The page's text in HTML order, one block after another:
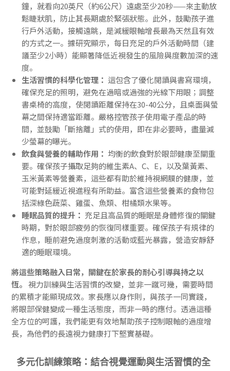
鐘，就看向20英尺（約6公尺）遠處至少20秒——來主動放
鬆睫狀肌，防止其長期處於緊張狀態。此外，鼓勵孩子進
行戶外活動，接觸遠眺，是減緩眼軸增長最為天然且有效
的方式之一。據研究顯示，每日充足的戶外活動時間（建
議至少2小時）能顯著降低近視發生的風險與度數加深的速
度。
生活習慣的科學化管理： 這包含了優化閱讀與書寫環境，
確保充足的照明，避免在過暗或過強的光線下用眼；調整
書桌椅的高度，使閱讀距離保持在30-40公分，且桌面與螢
幕之間保持適當距離。嚴格控管孩子使用電子產品的時
間，並鼓勵「斷捨離」式的使用，即在非必要時，盡量減
少螢幕的曝光。
飲食與營養的輔助作用： 均衡的飲食對於眼部健康至關重
要。確保孩子攝取足夠的維生素A、C、E，以及葉黃素、
玉米黃素等營養素，這些都有助於維持視網膜的健康，並
可能對延緩近視進程有所助益。富含這些營養素的食物包
括深綠色蔬菜、雞蛋、魚類、柑橘類水果等。
睡眠品質的提升： 充足且高品質的睡眠是身體修復的關鍵
時期，對於眼部疲勞的恢復同樣重要。確保孩子有規律的
作息，睡前避免過度刺激的活動或藍光暴露，營造安靜舒
適的睡眠環境。
將這些策略融入日常，關鍵在於家長的耐心引導與持之以
恆。 視力訓練與生活習慣的改變，並非一蹴可幾，需要時間
的累積才能顯現成效。家長應以身作則，與孩子一同實踐，
將眼部保健變成一種生活態度，而非一時的應付。透過這種
全方位的呵護，我們能更有效地幫助孩子控制眼軸的過度增
長，為他們的長遠視力健康打下堅實基礎。
多元化訓練策略：結合視覺運動與生活習慣的全